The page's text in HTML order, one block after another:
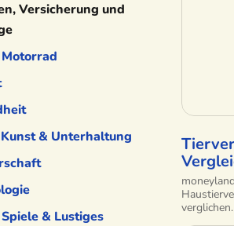
Versicherung und
& Unterhaltung
& Lustiges
verglichen.